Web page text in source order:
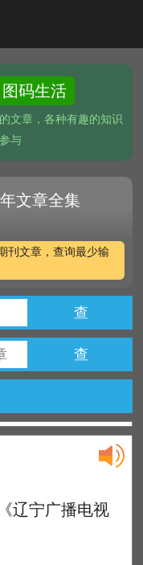
图码生活
文章，各种有趣的知识
与
文章全集
刊文章，查询最少输
查
查
辽宁广播电视